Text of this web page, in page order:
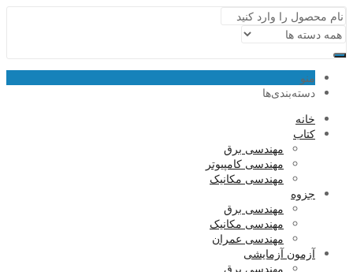
منو
دسته‌بندی‌ها
خانه
کتاب
مهندسی برق
مهندسی کامپیوتر
مهندسی مکانیک
جزوه
مهندسی برق
مهندسی مکانیک
مهندسی عمران
آزمون آزمایشی
مهندسی برق